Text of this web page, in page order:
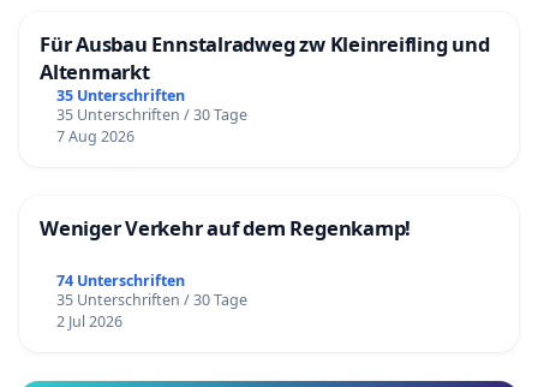
Für Ausbau Ennstalradweg zw Kleinreifling und
Altenmarkt
35 Unterschriften
35 Unterschriften / 30 Tage
7 Aug 2026
Weniger Verkehr auf dem Regenkamp!
74 Unterschriften
35 Unterschriften / 30 Tage
2 Jul 2026